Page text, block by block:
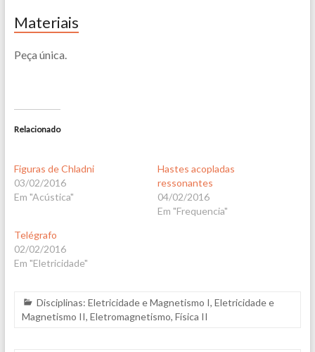
Materiais
Peça única.
Relacionado
Figuras de Chladni
03/02/2016
Em "Acústica"
Hastes acopladas
ressonantes
04/02/2016
Em "Frequencia"
Telégrafo
02/02/2016
Em "Eletricidade"
Disciplinas: Eletricidade e Magnetismo I, Eletricidade e
Magnetismo II, Eletromagnetismo, Física II